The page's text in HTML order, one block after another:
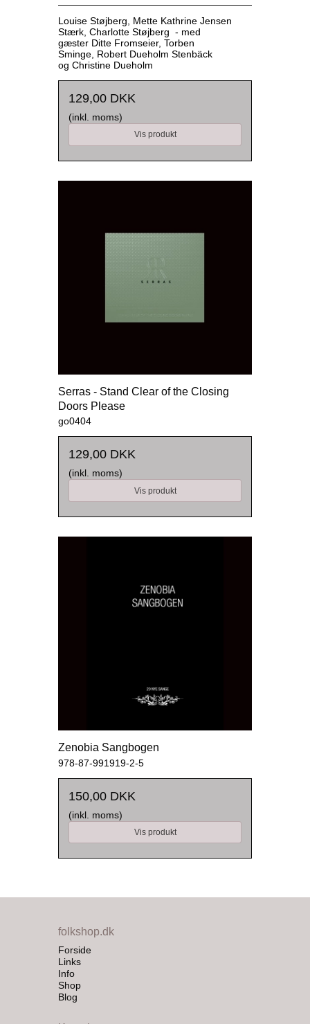
Louise Støjberg, Mette Kathrine Jensen
Stærk, Charlotte Støjberg - med
gæster Ditte Fromseier, Torben
Sminge, Robert Dueholm Stenbäck
og Christine Dueholm
129,00 DKK
(inkl. moms)
Vis produkt
Serras - Stand Clear of the Closing
Doors Please
go0404
129,00 DKK
(inkl. moms)
Vis produkt
Zenobia Sangbogen
978-87-991919-2-5
150,00 DKK
(inkl. moms)
Vis produkt
folkshop.dk
Forside
Links
Info
Shop
Blog